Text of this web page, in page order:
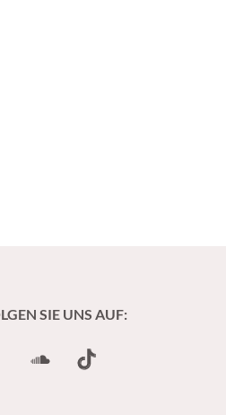
SIE UNS AUF:
SoundCloud
TikTok